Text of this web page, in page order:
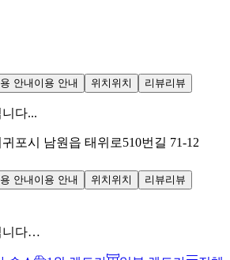
안내이용 안내 위치 위치 리뷰리뷰
다...
포시 남원읍 태위로510번길 71-12
안내이용 안내 위치 위치 리뷰리뷰
니다…